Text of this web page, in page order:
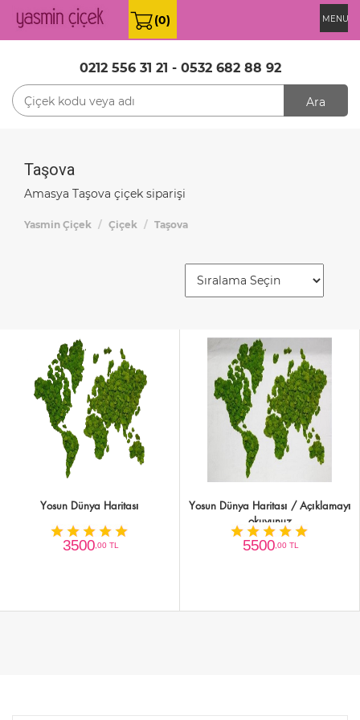
MENU
(0)
0212 556 31 21 - 0532 682 88 92
Ara
Taşova
Amasya Taşova çiçek siparişi
Yasmin Çiçek Çiçek Taşova
Yosun Dünya Haritası
3500,00 TL
Yosun Dünya Haritası / Açıklamayı
okuyunuz
5500,00 TL